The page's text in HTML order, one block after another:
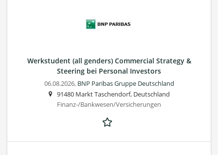
Werkstudent (all genders) Commercial Strategy &
Steering bei Personal Investors
06.08.2026, BNP Paribas Gruppe Deutschland
91480 Markt Taschendorf, Deutschland
Finanz-/Bankwesen/Versicherungen